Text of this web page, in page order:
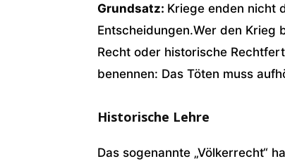
Grundsatz: Kriege enden nicht
Entscheidungen.Wer den
Recht oder historische
benennen: Das Töten muss
Historische Lehre
Das sogenannte „Völkerrecht“